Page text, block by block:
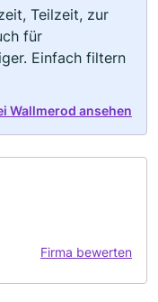
Teilzeit, zur
für
Einfach filtern
Wallmerod ansehen
Firma bewerten